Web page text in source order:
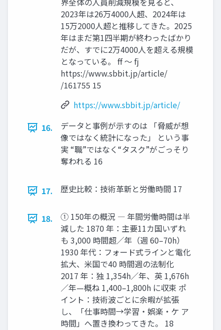
2023年は26万4000人超、2024年は
15万2000人超と推移してきた。2025
年はまだ第1四半期が終わったばかり
だが、すでに2万4000人を超える規模
となっている。 ff ～ fj
https://www.sbbit.jp/article/
/161755 15
https://www.sbbit.jp/article/
16.
データと事例が示すのは 「脅威が想
像ではなく統計になった」 という事
実 “職”ではなく“タスク”がごっそり
奪われる 16
17. 歴史比較：技術革新と労働時間 17
18.
① 150年の概況 ― 年間労働時間は半
減した 1870 年：主要11カ国いずれ
も 3,000 時間超／年（週 60–70h）
1930 年代：フォード式ラインと電化
拡大、米国で40 時間週の法制化
2017 年：独 1,354h／年、英 1,676h
／年—概ね 1,400–1,800h に収束 ポ
イント：技術波ごとに余暇が拡張
し、「仕事時間→学習・娯楽・ケ ア
時間」へ置き換わってきた。 18